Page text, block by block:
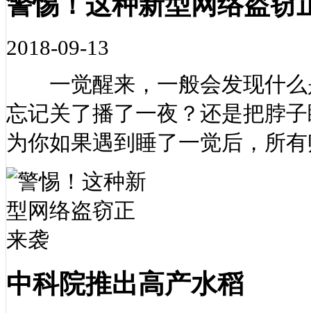
2018-09-13
一觉醒来，一般会发现什么
忘记关了播了一夜？还是把脖
为你如果遇到睡了一觉后，所
中科院推出高产水稻